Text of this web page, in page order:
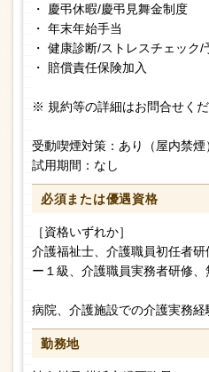
・ 慶弔休暇/慶弔見舞金制度
・ 年末年始手当
・ 健康診断/ストレスチェック/
・ 賠償責任保険加入
※ 規約等の詳細はお問合せくだ
受動喫煙対策：あり（屋内禁煙
試用期間：なし
必須または優遇資格
［資格いずれか］
介護福祉士、介護職員初任者
ー１級、介護職員実務者研修、
病院、介護施設での介護実務経
勤務地